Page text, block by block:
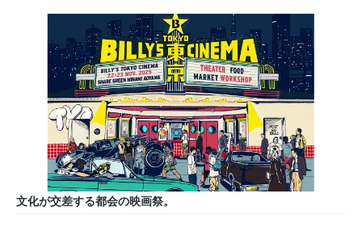
文化が交差する都会の映画祭。